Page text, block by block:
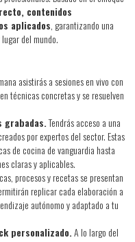
contenidos
aplicados, garantizando una
del mundo.
asistirás a sesiones en vivo con
técnicas concretas y se resuelven
grabadas.Tendrás acceso a una
por expertos del sector. Estas
de cocina de vanguardia hasta
claras y aplicables.
procesos y recetas se presentan
replicar cada elaboración a
autónomo y adaptado a tu
personalizado.A lo largo del